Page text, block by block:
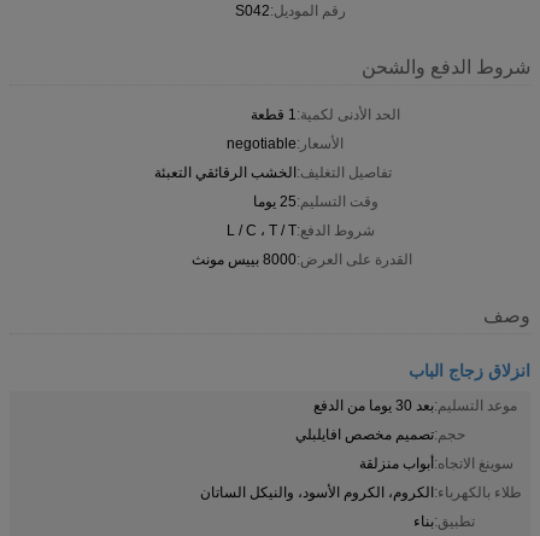
رقم الموديل:S042
شروط الدفع والشحن
الحد الأدنى لكمية:1 قطعة
الأسعار:negotiable
تفاصيل التغليف:الخشب الرقائقي التعبئة
وقت التسليم:25 يوما
شروط الدفع:L / C ، T / T
القدرة على العرض:8000 بييس مونث
وصف
انزلاق زجاج الباب
موعد التسليم:بعد 30 يوما من الدفع
حجم:تصميم مخصص افايلبلي
سوينغ الاتجاه:أبواب منزلقة
طلاء بالكهرباء:الكروم، الكروم الأسود، والنيكل الساتان
تطبيق:بناء